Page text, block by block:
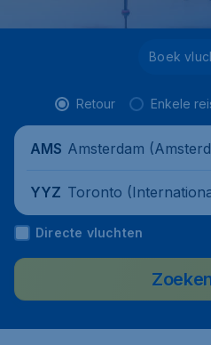
Boek
Retour Enkele
AMS Amsterdam
YYZ Toronto
nto Pearson),
Directe vluchten